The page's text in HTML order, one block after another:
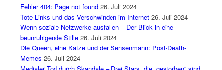
Fehler 404: Page not found 26. Juli 2024
Tote Links und das Verschwinden im Internet 26. Juli 2024
Wenn soziale Netzwerke ausfallen – Der Blick in eine
beunruhigende Stille 26. Juli 2024
Die Queen, eine Katze und der Sensenmann: Post-Death-
Memes 26. Juli 2024